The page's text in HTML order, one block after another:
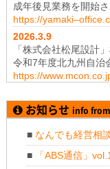
成年後見業務を開始さ
https://
2026.3.9
「株式会社松尾設計
令和7年度北九州自治
https://
「株式会社テイコク
神奈川県厚木土木事
た。
https://www.teikoku-
2025.11 .28
お知らせ info from
■ なんでも経営相
■
「ABS通信」